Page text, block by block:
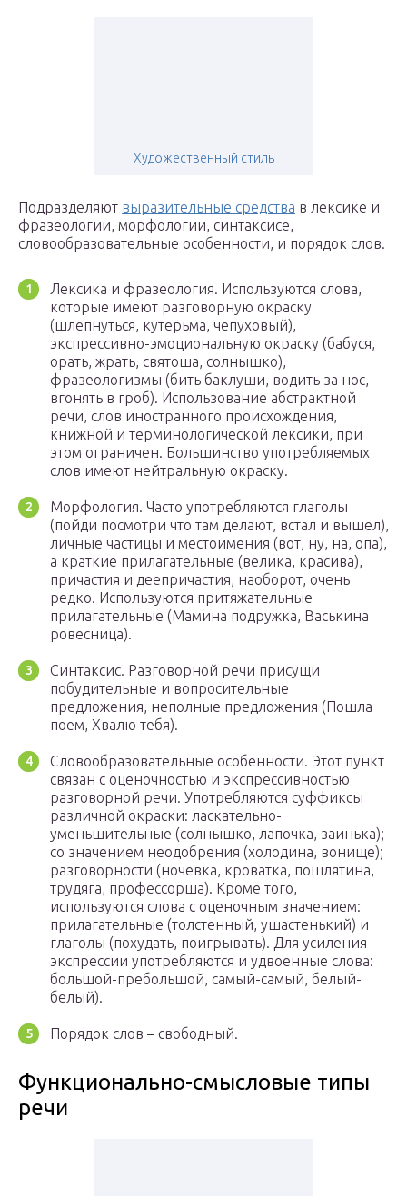
Художественный стиль
Подразделяют выразительные средства в лексике и
фразеологии, морфологии, синтаксисе,
словообразовательные особенности, и порядок слов.
Лексика и фразеология. Используются слова,
которые имеют разговорную окраску
(шлепнуться, кутерьма, чепуховый),
экспрессивно-эмоциональную окраску (бабуся,
орать, жрать, святоша, солнышко),
фразеологизмы (бить баклуши, водить за нос,
вгонять в гроб). Использование абстрактной
речи, слов иностранного происхождения,
книжной и терминологической лексики, при
этом ограничен. Большинство употребляемых
слов имеют нейтральную окраску.
Морфология. Часто употребляются глаголы
(пойди посмотри что там делают, встал и вышел),
личные частицы и местоимения (вот, ну, на, опа),
а краткие прилагательные (велика, красива),
причастия и деепричастия, наоборот, очень
редко. Используются притяжательные
прилагательные (Мамина подружка, Васькина
ровесница).
Синтаксис. Разговорной речи присущи
побудительные и вопросительные
предложения, неполные предложения (Пошла
поем, Хвалю тебя).
Словообразовательные особенности. Этот пункт
связан с оценочностью и экспрессивностью
разговорной речи. Употребляются суффиксы
различной окраски: ласкательно-
уменьшительные (солнышко, лапочка, заинька);
со значением неодобрения (холодина, вонище);
разговорности (ночевка, кроватка, пошлятина,
трудяга, профессорша). Кроме того,
используются слова с оценочным значением:
прилагательные (толстенный, ушастенький) и
глаголы (похудать, поигрывать). Для усиления
экспрессии употребляются и удвоенные слова:
большой-пребольшой, самый-самый, белый-
белый).
Порядок слов – свободный.
Функционально-смысловые типы
речи